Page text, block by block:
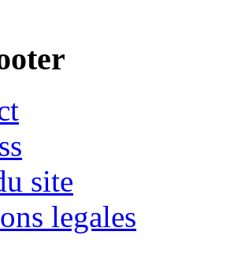
site
legales